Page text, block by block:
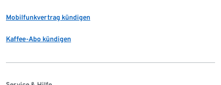
Mobilfunkvertrag kündigen
Kaffee-Abo kündigen